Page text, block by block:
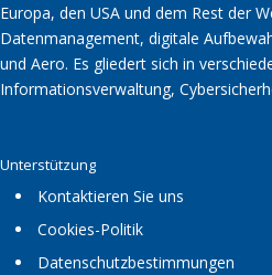
Europa, den USA und dem Rest der
Datenmanagement, digitale
und Aero. Es gliedert sich in
Informationsverwaltung,
Unterstützung
Kontaktieren Sie uns
Cookies-Politik
Datenschutzbestimmungen